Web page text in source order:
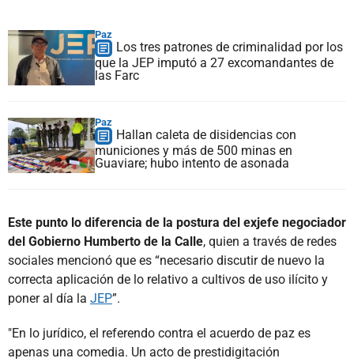
Paz
Los tres patrones de criminalidad por los
que la JEP imputó a 27 excomandantes de
las Farc
Paz
Hallan caleta de disidencias con
municiones y más de 500 minas en
Guaviare; hubo intento de asonada
Este punto lo diferencia de la postura del exjefe negociador
del Gobierno Humberto de la Calle, quien a través de redes
sociales mencionó que es “necesario discutir de nuevo la
correcta aplicación de lo relativo a cultivos de uso ilícito y
poner al día la JEP”.
"En lo jurídico, el referendo contra el acuerdo de paz es
apenas una comedia. Un acto de prestidigitación